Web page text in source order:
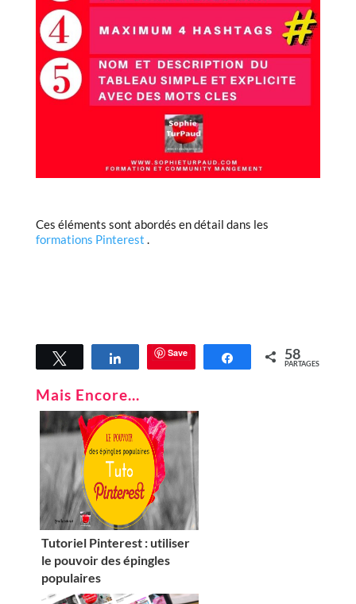
Ces éléments sont abordés en détail dans les
formations Pinterest .
Tweetez PartagezSave Partagez58
PARTAGES
Mais Encore...
Tutoriel Pinterest : utiliser
le pouvoir des épingles
populaires